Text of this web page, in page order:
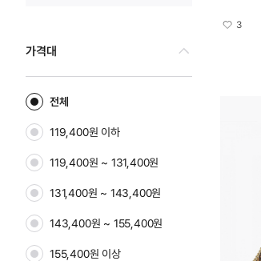
가격대
전체
119,400원 이하
119,400원 ~ 131,400원
131,400원 ~ 143,400원
143,400원 ~ 155,400원
155,400원 이상
3